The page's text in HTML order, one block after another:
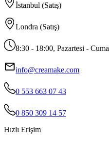
İstanbul (Satış)
Londra (Satış)
8:30 - 18:00, Pazartesi - Cuma
info@creamake.com
0 553 663 07 43
0 850 309 14 57
Hızlı Erişim